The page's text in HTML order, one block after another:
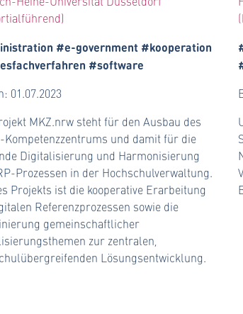
#e-government #kooperation
#software
01.07.2023
MKZ.nrw steht für den Ausbau des
Kompetenzzentrums und damit für die
Digitalisierung und Harmonisierung
Prozessen in der Hochschulverwaltung.
Projekts ist die kooperative Erarbeitung
Referenzprozessen sowie die
gemeinschaftlicher
zur zentralen,
Lösungsentwicklung.